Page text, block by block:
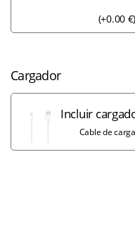
(+0.00 €)
Cargador
Incluir
Cable de